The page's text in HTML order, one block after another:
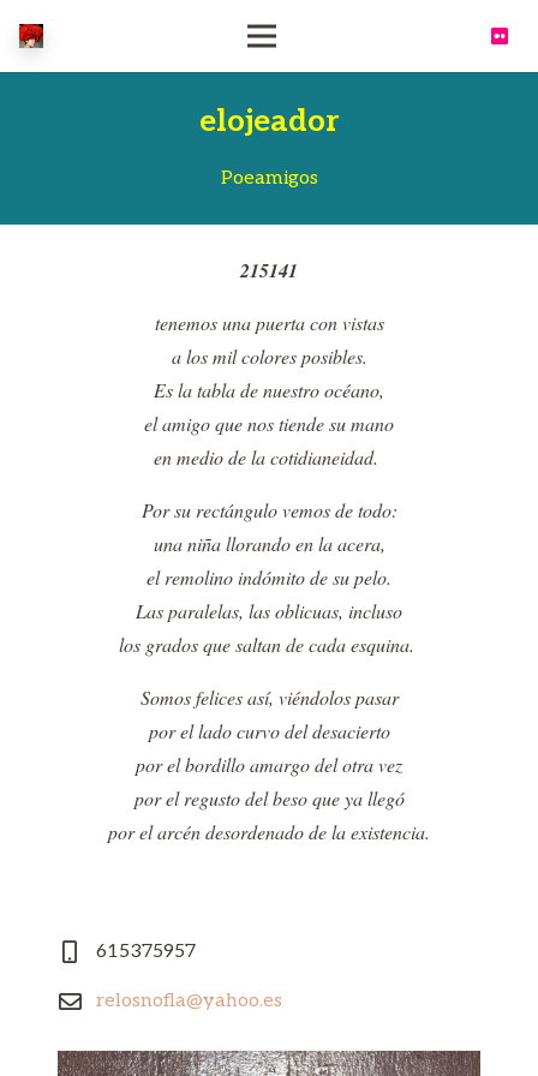
elojeador
Poeamigos
215141
tenemos una puerta con vistas
a los mil colores posibles.
Es la tabla de nuestro océano,
el amigo que nos tiende su mano
en medio de la cotidianeidad.
Por su rectángulo vemos de todo:
una niña llorando en la acera,
el remolino indómito de su pelo.
Las paralelas, las oblicuas, incluso
los grados que saltan de cada esquina.
Somos felices así, viéndolos pasar
por el lado curvo del desacierto
por el bordillo amargo del otra vez
por el regusto del beso que ya llegó
por el arcén desordenado de la existencia.
615375957
relosnofla@yahoo.es